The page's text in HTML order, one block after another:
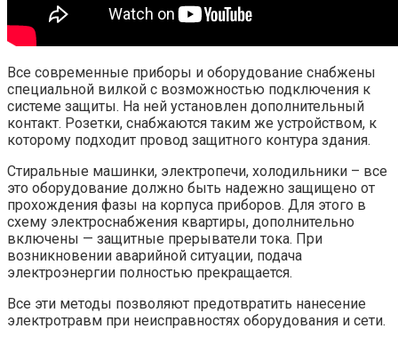
Все современные приборы и оборудование снабжены
специальной вилкой с возможностью подключения к
системе защиты. На ней установлен дополнительный
контакт. Розетки, снабжаются таким же устройством, к
которому подходит провод защитного контура здания.
Стиральные машинки, электропечи, холодильники – все
это оборудование должно быть надежно защищено от
прохождения фазы на корпуса приборов. Для этого в
схему электроснабжения квартиры, дополнительно
включены — защитные прерыватели тока. При
возникновении аварийной ситуации, подача
электроэнергии полностью прекращается.
Все эти методы позволяют предотвратить нанесение
электротравм при неисправностях оборудования и сети.